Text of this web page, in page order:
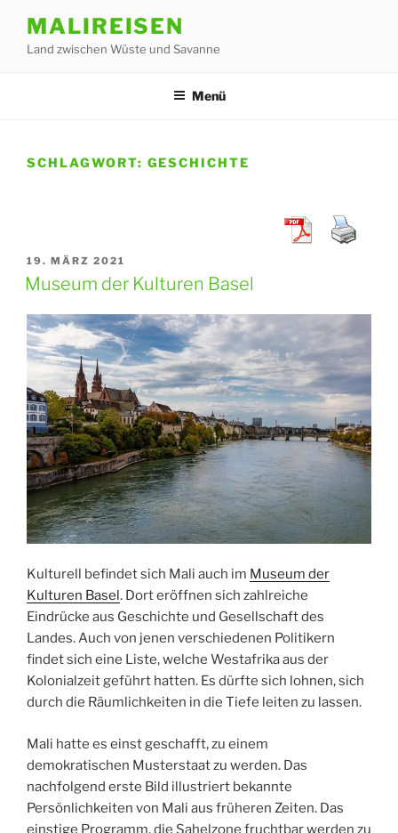
Inhalt
springen
MALIREISEN
Land zwischen Wüste und Savanne
Menü
SCHLAGWORT: GESCHICHTE
VERÖFFENTLICHT
AM
19. MÄRZ 2021
Museum der Kulturen Basel
Kulturell befindet sich Mali auch im Museum der
Kulturen Basel . Dort eröffnen sich zahlreiche
Eindrücke aus Geschichte und Gesellschaft des
Landes. Auch von jenen verschiedenen Politikern
findet sich eine Liste, welche Westafrika aus der
Kolonialzeit geführt hatten. Es dürfte sich lohnen, sich
durch die Räumlichkeiten in die Tiefe leiten zu lassen.
Mali hatte es einst geschafft, zu einem
demokratischen Musterstaat zu werden. Das
nachfolgend erste Bild illustriert bekannte
Persönlichkeiten von Mali aus früheren Zeiten. Das
einstige Programm, die Sahelzone fruchtbar werden zu